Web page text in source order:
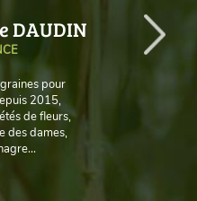
DAUDIN
pour
2015,
de fleurs,
des dames,